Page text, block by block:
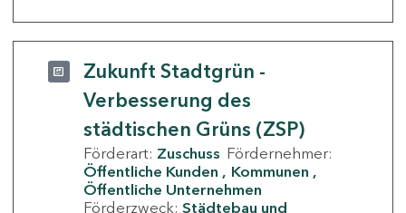
Zukunft Stadtgrün -
Verbesserung des
städtischen Grüns (ZSP)
Förderart: Zuschuss Fördernehmer:
Öffentliche Kunden
Kommunen
Öffentliche Unternehmen
Förderzweck: Städtebau und